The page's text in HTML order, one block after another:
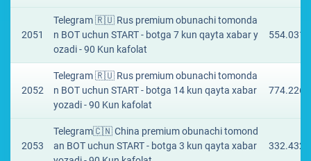
2051
Telegram 🇷🇺 Rus premium obunachi tomonda
n BOT uchun START - botga 7 kun qayta xabar y
ozadi - 90 Kun kafolat
2052
Telegram 🇷🇺 Rus premium obunachi tomonda
n BOT uchun START - botga 14 kun qayta xabar
yozadi - 90 Kun kafolat
2053
Telegram🇨🇳 China premium obunachi tomond
an BOT uchun START - botga 3 kun qayta xabar